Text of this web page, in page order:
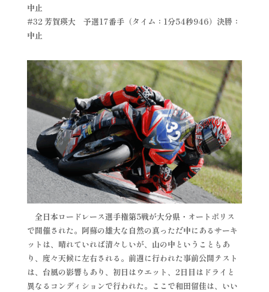
中止
#32 芳賀瑛大 予選17番手（タイム：1分54秒946）決勝：
中止
全日本ロードレース選手権第5戦が大分県・オートポリス
で開催された。阿蘇の雄大な自然の真っただ中にあるサーキ
ットは、晴れていれば清々しいが、山の中ということもあ
り、度々天候に左右される。前週に行われた事前公開テスト
は、台風の影響もあり、初日はウエット、2日目はドライと
異なるコンディションで行われた。ここで和田留佳は、いい